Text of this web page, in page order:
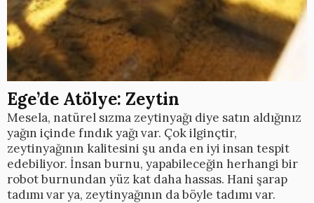
Ege’de Atölye: Zeytin
Mesela, natürel sızma zeytinyağı diye satın aldığınız
yağın içinde fındık yağı var. Çok ilginçtir,
zeytinyağının kalitesini şu anda en iyi insan tespit
edebiliyor. İnsan burnu, yapabileceğin herhangi bir
robot burnundan yüz kat daha hassas. Hani şarap
tadımı var ya, zeytinyağının da böyle tadımı var.